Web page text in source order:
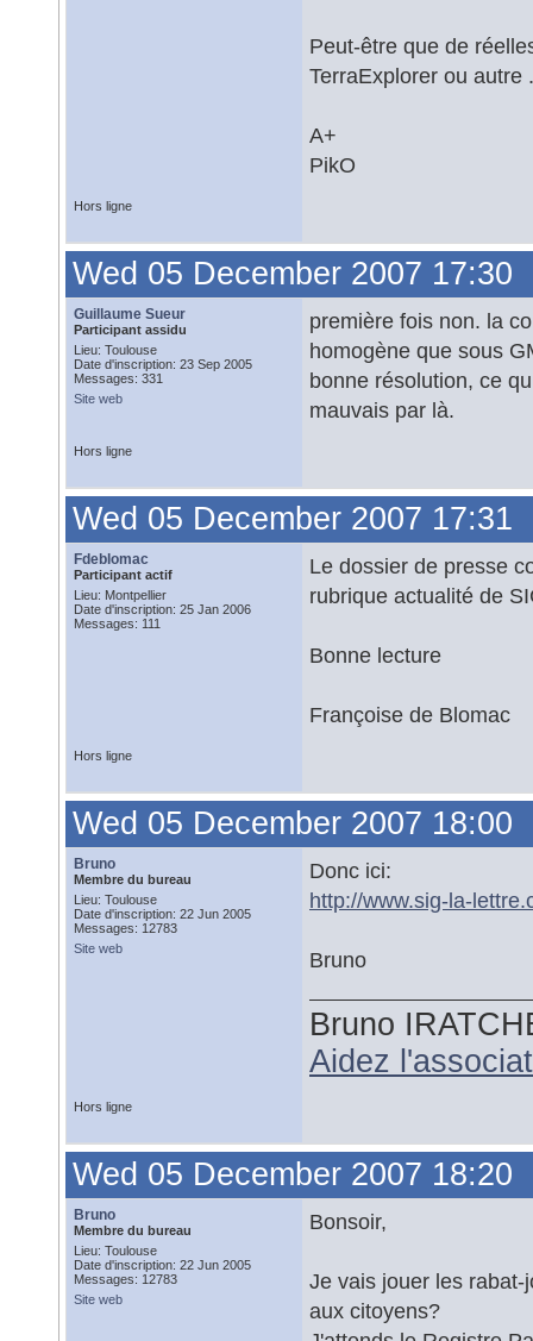
Peut-être que de
TerraExplorer ou autre
A+
PikO
Hors ligne
Wed 05 December 2007 17:30
Guillaume Sueur
Participant assidu
Lieu: Toulouse
Date d'inscription: 23 Sep 2005
Messages: 331
Site web
première fois non. la
homogène que sous
bonne résolution, ce
mauvais par là.
Hors ligne
Wed 05 December 2007 17:31
Fdeblomac
Participant actif
Lieu: Montpellier
Date d'inscription: 25 Jan 2006
Messages: 111
Le dossier de presse
rubrique actualité de
Bonne lecture
Françoise de Blomac
Hors ligne
Wed 05 December 2007 18:00
Bruno
Membre du bureau
Lieu: Toulouse
Date d'inscription: 22 Jun 2005
Messages: 12783
Site web
Donc ici:
http://www.sig-la-
Bruno
Bruno
Aidez
Hors ligne
Wed 05 December 2007 18:20
Bruno
Membre du bureau
Lieu: Toulouse
Date d'inscription: 22 Jun 2005
Messages: 12783
Site web
Bonsoir,
Je vais jouer les
aux citoyens?